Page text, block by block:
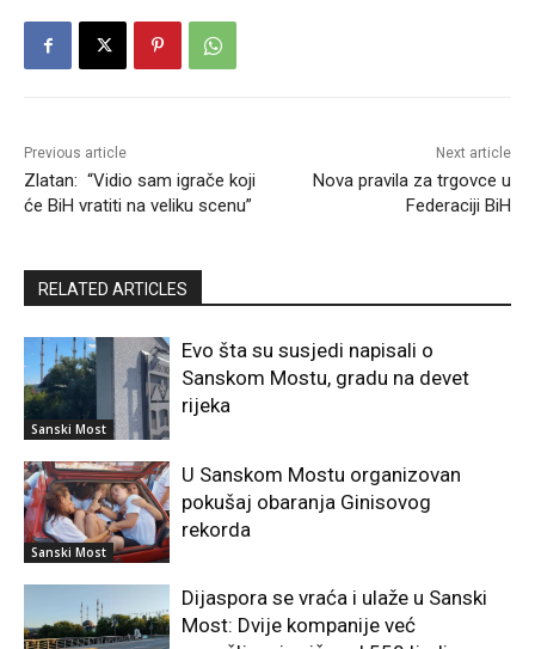
Previous article
Zlatan: “Vidio sam igrače koji
će BiH vratiti na veliku scenu”
Next article
Nova pravila za trgovce u
Federaciji BiH
RELATED ARTICLES
Sanski Most
Evo šta su susjedi napisali o
Sanskom Mostu, gradu na devet
rijeka
Sanski Most
U Sanskom Mostu organizovan
pokušaj obaranja Ginisovog
rekorda
Dijaspora se vraća i ulaže u Sanski
Most: Dvije kompanije već